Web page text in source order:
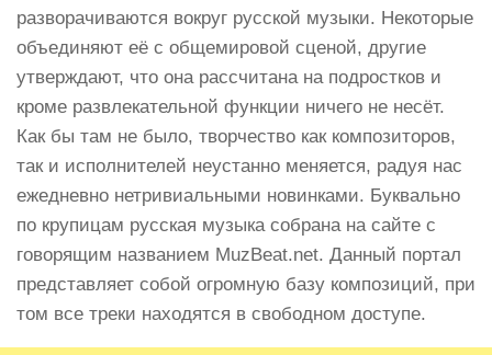
разворачиваются вокруг русской музыки. Некоторые
объединяют её с общемировой сценой, другие
утверждают, что она рассчитана на подростков и
кроме развлекательной функции ничего не несёт.
Как бы там не было, творчество как композиторов,
так и исполнителей неустанно меняется, радуя нас
ежедневно нетривиальными новинками. Буквально
по крупицам русская музыка собрана на сайте с
говорящим названием MuzBeat.net. Данный портал
представляет собой огромную базу композиций, при
том все треки находятся в свободном доступе.